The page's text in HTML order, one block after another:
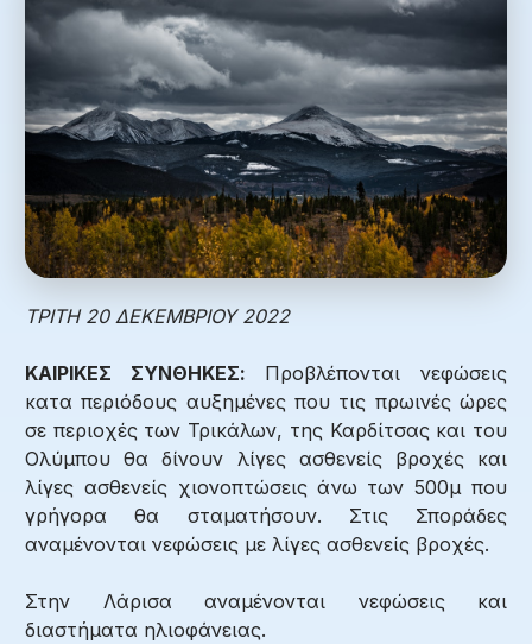
ΤΡΙΤΗ 20 ΔΕΚΕΜΒΡΙΟΥ 2022
ΚΑΙΡΙΚΕΣ ΣΥΝΘΗΚΕΣ: Προβλέπονται νεφώσεις
κατα περιόδους αυξημένες που τις πρωινές ώρες
σε περιοχές των Τρικάλων, της Καρδίτσας και του
Ολύμπου θα δίνουν λίγες ασθενείς βροχές και
λίγες ασθενείς χιονοπτώσεις άνω των 500μ που
γρήγορα θα σταματήσουν. Στις Σποράδες
αναμένονται νεφώσεις με λίγες ασθενείς βροχές.
Στην Λάρισα αναμένονται νεφώσεις και
διαστήματα ηλιοφάνειας.